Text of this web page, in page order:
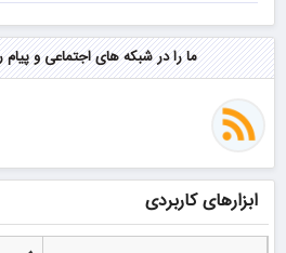
ما را در شبکه های اجتماعی و پیام
ابزارهای کاربردی